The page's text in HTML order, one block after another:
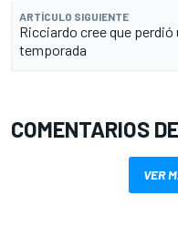
ARTÍCULO SIGUIENTE
Ricciardo cree que
temporada
COMENTARIOS
VER